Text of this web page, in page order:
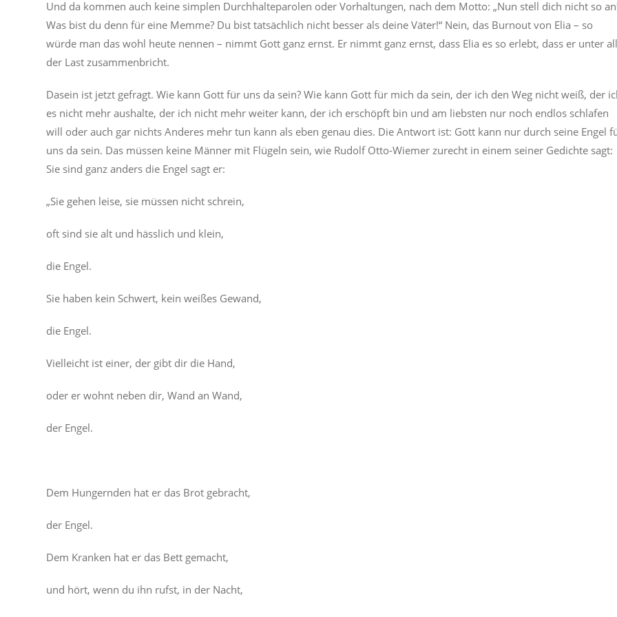
Und da kommen auch keine simplen Durchhalteparolen oder Vorhaltungen, nach dem Motto: „Nun stell dich nicht so
Was bist du denn für eine Memme? Du bist tatsächlich nicht besser als deine Väter!“ Nein, das Burnout von Elia – so
würde man das wohl heute nennen – nimmt Gott ganz ernst. Er nimmt ganz ernst, dass Elia es so erlebt, dass er unter all
der Last zusammenbricht.
Dasein ist jetzt gefragt. Wie kann Gott für uns da sein? Wie kann Gott für mich da sein, der ich den Weg nicht weiß, der
es nicht mehr aushalte, der ich nicht mehr weiter kann, der ich erschöpft bin und am liebsten nur noch endlos schlafen
will oder auch gar nichts Anderes mehr tun kann als eben genau dies. Die Antwort ist: Gott kann nur durch seine Engel
uns da sein. Das müssen keine Männer mit Flügeln sein, wie Rudolf Otto-Wiemer zurecht in einem seiner Gedichte sagt:
Sie sind ganz anders die Engel sagt er:
„Sie gehen leise, sie müssen nicht schrein,
oft sind sie alt und hässlich und klein,
die Engel.
Sie haben kein Schwert, kein weißes Gewand,
die Engel.
Vielleicht ist einer, der gibt dir die Hand,
oder er wohnt neben dir, Wand an Wand,
der Engel.
Dem Hungernden hat er das Brot gebracht,
der Engel.
Dem Kranken hat er das Bett gemacht,
und hört, wenn du ihn rufst, in der Nacht,